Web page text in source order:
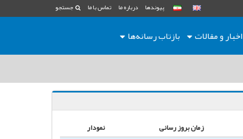
پیوندها درباره ما تماس با ما جستجو
اخبار و مقالات بازتاب رسانه‌ها
زمان بروز رسانی
نمودار